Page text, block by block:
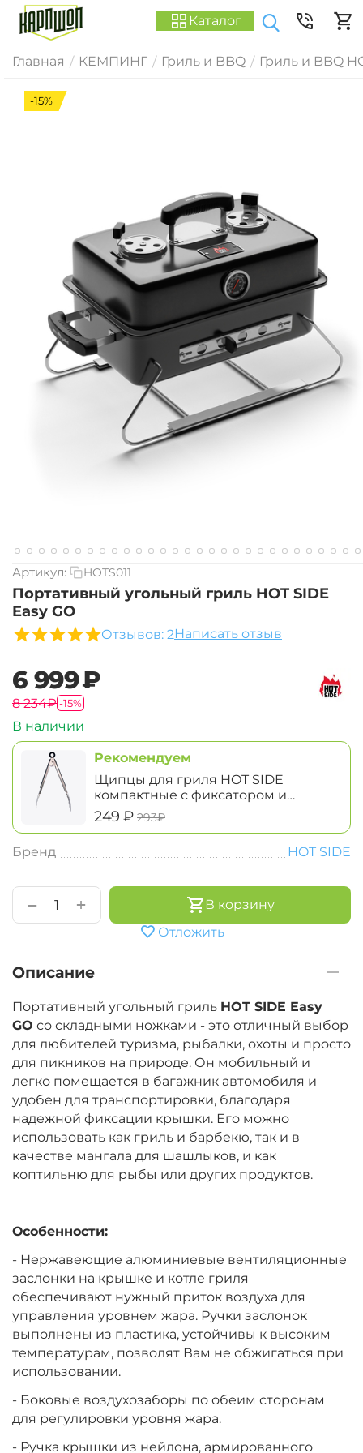
Каталог
Главная / КЕМПИНГ / Гриль и BBQ / Гриль и BBQ
-15%
Артикул: HOTS011
Портативный угольный гриль HOT SIDE
Easy GO
Отзывов: 2Написать отзыв
‍6 999‍₽
‍8 234‍₽-15%
В наличии
Рекомендуем
Щипцы для гриля HOT SIDE
компактные с фиксатором и
нескользящей ручкой, 23 см
‍249‍ ₽ ‍293‍₽
Бренд HOT SIDE
+
−
В корзину
Отложить
Описание
Портативный угольный гриль HOT SIDE Easy
GO со складными ножками - это отличный выбор
для любителей туризма, рыбалки, охоты и просто
для пикников на природе. Он мобильный и
легко помещается в багажник автомобиля и
удобен для транспортировки, благодаря
надежной фиксации крышки. Его можно
использовать как гриль и барбекю, так и в
качестве мангала для шашлыков, и как
коптильню для рыбы или других продуктов.
Особенности:
- Нержавеющие алюминиевые вентиляционные
заслонки на крышке и котле гриля
обеспечивают нужный приток воздуха для
управления уровнем жара. Ручки заслонок
выполнены из пластика, устойчивы к высоким
температурам, позволят Вам не обжигаться при
использовании.
- Боковые воздухозаборы по обеим сторонам
для регулировки уровня жара.
- Ручка крышки из нейлона, армированного